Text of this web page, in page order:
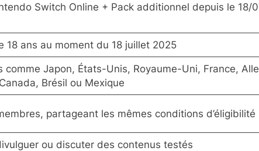
Switch Online + Pack additionnel depuis le 18/
18 ans au moment du 18 juillet 2025
comme Japon, États-Unis, Royaume-Uni, France,
Brésil ou Mexique
partageant les mêmes conditions d’éligibilité
ou discuter des contenus testés